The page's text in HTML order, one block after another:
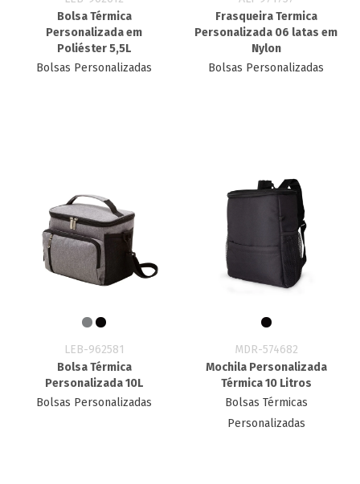
Bolsa Térmica
Personalizada em
Poliéster 5,5L
Bolsas Personalizadas
Frasqueira Termica
Personalizada 06 latas em
Nylon
Bolsas Personalizadas
LEB-962581
Bolsa Térmica
Personalizada 10L
Bolsas Personalizadas
MDR-574682
Mochila Personalizada
Térmica 10 Litros
Bolsas Térmicas
Personalizadas